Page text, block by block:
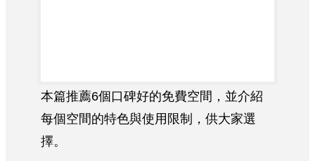
本篇推薦6個口碑好的免費空間，並介紹
每個空間的特色與使用限制，供大家選
擇。